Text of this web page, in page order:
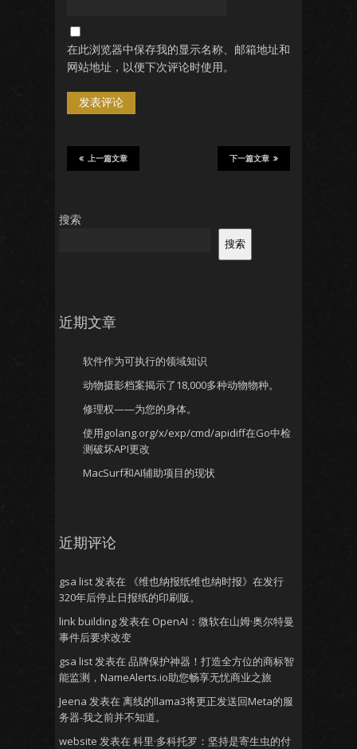
在此浏览器中保存我的显示名称、邮箱地址和
网站地址，以便下次评论时使用。
下一篇文章
上一篇文章
搜索
搜索
近期文章
软件作为可执行的领域知识
动物摄影档案揭示了18,000多种动物物种。
修理权——为您的身体。
使用golang.org/x/exp/cmd/apidiff在Go中检
测破坏API更改
MacSurf和AI辅助项目的现状
近期评论
gsa list发表在
《维也纳报纸维也纳时报》在发行
320年后停止日报纸的印刷版。
link building发表在 OpenAI：微软在山姆·奥尔特曼
事件后要求改变
gsa list发表在 品牌保护神器！打造全方位的商标智
能监测，NameAlerts.io助您畅享无忧商业之旅
Jeena 发表在 离线的llama3将更正发送回Meta的服
务器-我之前并不知道。
website 发表在 科里·多科托罗：坚持是寄生虫的付